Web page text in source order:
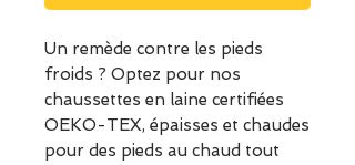
Un remède contre les pieds
froids ? Optez pour nos
chaussettes en laine certifiées
OEKO-TEX, épaisses et chaudes
pour des pieds au chaud tout